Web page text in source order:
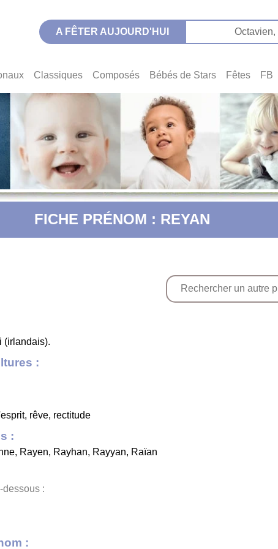
A FÊTER AUJOURD'HUI Octavien,
Classiques Composés Bébés de Stars Fêtes FB
FICHE PRÉNOM : REYAN
(irlandais).
:
rêve, rectitude
:
, Rayen, Rayhan, Rayyan, Raïan
dessous :
: